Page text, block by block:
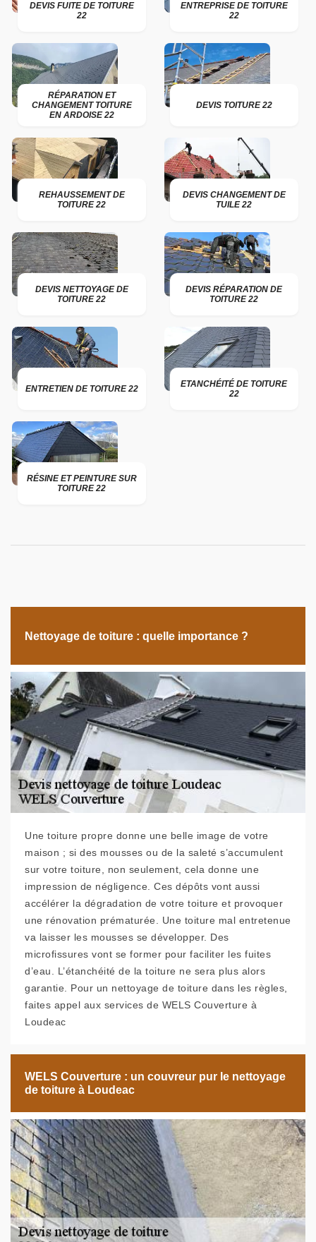
DEVIS FUITE DE TOITURE
22
ENTREPRISE DE TOITURE
22
RÉPARATION ET
CHANGEMENT TOITURE
EN ARDOISE 22
DEVIS TOITURE 22
REHAUSSEMENT DE
TOITURE 22
DEVIS CHANGEMENT DE
TUILE 22
DEVIS NETTOYAGE DE
TOITURE 22
DEVIS RÉPARATION DE
TOITURE 22
ENTRETIEN DE TOITURE 22
ETANCHÉITÉ DE TOITURE
22
RÉSINE ET PEINTURE SUR
TOITURE 22
Nettoyage de toiture : quelle importance ?
Une toiture propre donne une belle image de votre
maison ; si des mousses ou de la saleté s’accumulent
sur votre toiture, non seulement, cela donne une
impression de négligence. Ces dépôts vont aussi
accélérer la dégradation de votre toiture et provoquer
une rénovation prématurée. Une toiture mal entretenue
va laisser les mousses se développer. Des
microfissures vont se former pour faciliter les fuites
d’eau. L’étanchéité de la toiture ne sera plus alors
garantie. Pour un nettoyage de toiture dans les règles,
faites appel aux services de WELS Couverture à
Loudeac
WELS Couverture : un couvreur pur le nettoyage
de toiture à Loudeac